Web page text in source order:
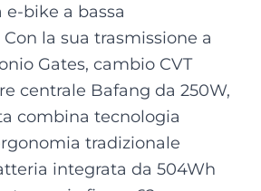
bike a bassa
la sua trasmissione a
Gates, cambio CVT
centrale Bafang da 250W,
combina tecnologia
tradizionale
integrata da 504Wh